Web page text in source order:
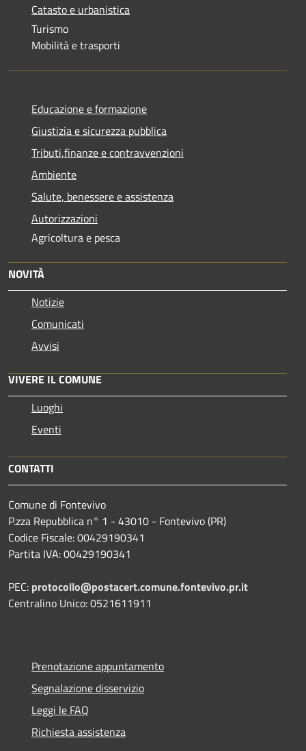
Catasto e urbanistica
Turismo
Mobilità e trasporti
Educazione e formazione
Giustizia e sicurezza pubblica
Tributi,finanze e contravvenzioni
Ambiente
Salute, benessere e assistenza
Autorizzazioni
Agricoltura e pesca
NOVITÀ
Notizie
Comunicati
Avvisi
VIVERE IL COMUNE
Luoghi
Eventi
CONTATTI
Comune di Fontevivo
P.zza Repubblica n° 1 - 43010 - Fontevivo (PR)
Codice Fiscale: 00429190341
Partita IVA: 00429190341
PEC: protocollo@postacert.comune.fontevivo.pr.it
Centralino Unico: 0521611911
Prenotazione appuntamento
Segnalazione disservizio
Leggi le FAQ
Richiesta assistenza